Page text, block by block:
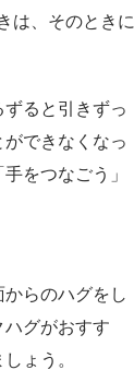
は、そのときに
ると引きずっ
できなくなっ
をつなごう」
らのハグをし
グがおすす
ょう。